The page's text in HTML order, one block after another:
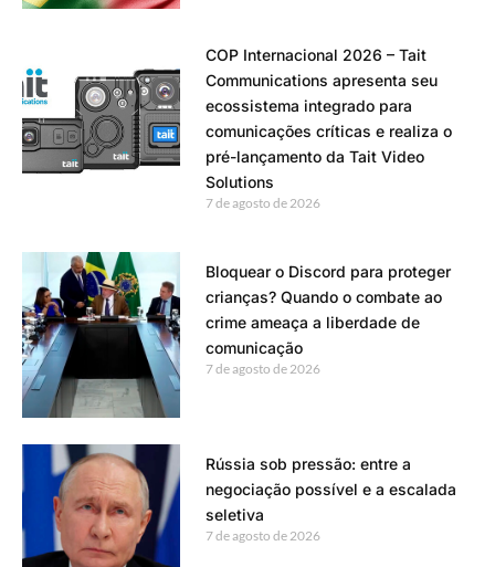
COP Internacional 2026 – Tait
Communications apresenta seu
ecossistema integrado para
comunicações críticas e realiza o
pré-lançamento da Tait Video
Solutions
7 de agosto de 2026
Bloquear o Discord para proteger
crianças? Quando o combate ao
crime ameaça a liberdade de
comunicação
7 de agosto de 2026
Rússia sob pressão: entre a
negociação possível e a escalada
seletiva
7 de agosto de 2026